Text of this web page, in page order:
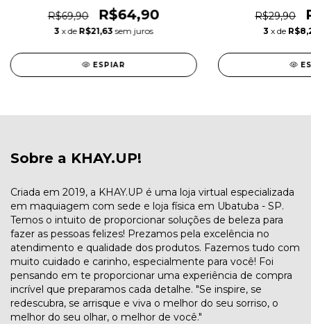
R$69,90 R$64,90
3 x de R$21,63 sem juros
ESPIAR
R$29,90
3 x de
Sobre a KHAY.UP!
Criada em 2019, a KHAY.UP é uma loja virtual especializada
em maquiagem com sede e loja física em Ubatuba - SP.
Temos o intuito de proporcionar soluções de beleza para
fazer as pessoas felizes! Prezamos pela excelência no
atendimento e qualidade dos produtos. Fazemos tudo com
muito cuidado e carinho, especialmente para você! Foi
pensando em te proporcionar uma experiência de compra
incrível que preparamos cada detalhe. "Se inspire, se
redescubra, se arrisque e viva o melhor do seu sorriso, o
melhor do seu olhar, o melhor de você."